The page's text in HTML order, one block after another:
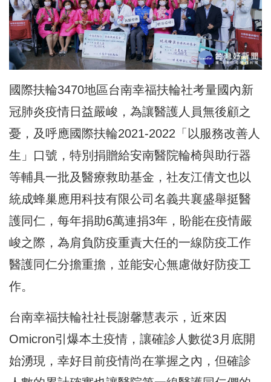
國際扶輪3470地區台南幸福扶輪社考量國內新
冠肺炎疫情日益嚴峻，為讓醫護人員無後顧之
憂，及呼應國際扶輪2021-2022「以服務改善人
生」口號，特別捐贈給安南醫院輪椅與助行器
等輔具一批及醫療救助基金，社友江倩文也以
統成蜂巢應用科技有限公司名義共襄盛舉挺醫
護同仁，每年捐助6萬連捐3年，盼能在疫情嚴
峻之際，為肩負防疫重責大任的一線防疫工作
醫護同仁分擔重擔，並能安心無慮做好防疫工
作。
台南幸福扶輪社社長謝馨慧表示，近來因
Omicron引爆本土疫情，讓確診人數從3月底開
始湧現，幸好目前疫情尚在掌握之內，但確診